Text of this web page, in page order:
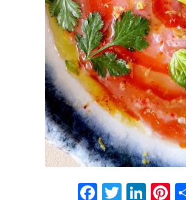
Facebook